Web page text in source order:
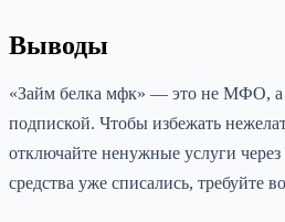
Выводы
«Займ белка мфк» — это не МФО, а
подпиской. Чтобы избежать
отключайте ненужные услуги
средства уже списались, требуйте